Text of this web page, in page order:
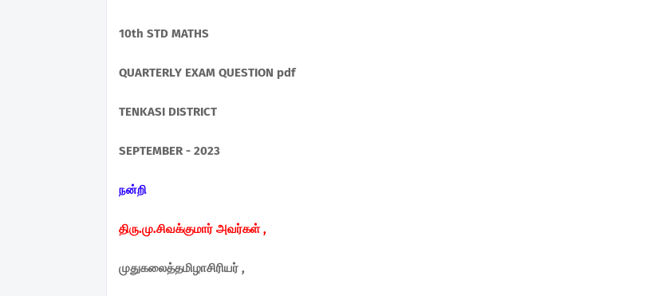
10th STD MATHS
QUARTERLY EXAM QUESTION pdf
TENKASI DISTRICT
SEPTEMBER - 2023
நன்றி
திரு.மு.சிவக்குமார் அவர்கள் ,
முதுகலைத்தமிழாசிரியர் ,